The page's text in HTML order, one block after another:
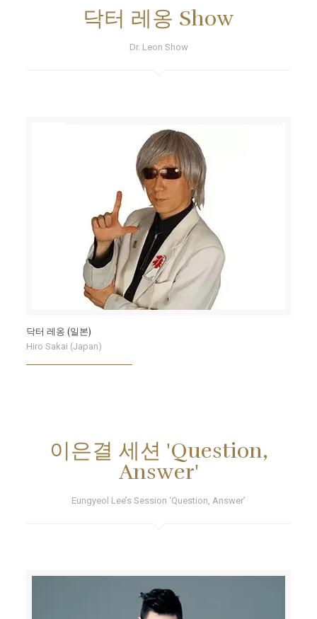
닥터 레옹 Show
Dr. Leon Show
닥터 레옹 (일본)
Hiro Sakai (Japan)
이은결 세션 'Question,
Answer'
Eungyeol Lee’s Session ‘Question, Answer’